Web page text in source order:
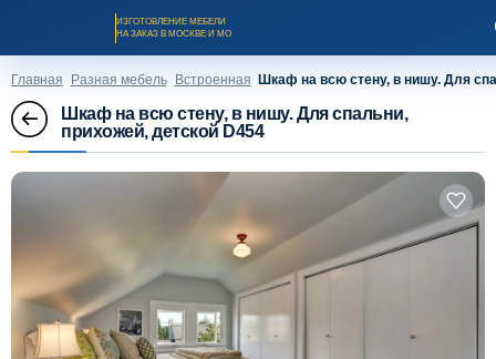
ИЗГОТОВЛЕНИЕ МЕБЕЛИ
НА ЗАКАЗ В МОСКВЕ И МО
Каталог мебели на заказ
О компании
Главная Разная мебель Встроенная Шкаф на всю стену, в нишу. Для
Шкаф на всю стену, в нишу. Для спальни,
прихожей, детской D454